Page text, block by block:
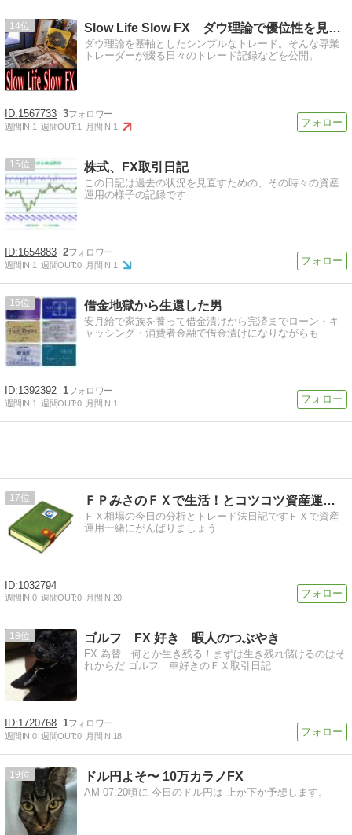
14 Slow Life Slow FX ダウ理論で優位性を見出す
ダウ理論を基軸としたシンプルなトレード。そんな専業
トレーダーが綴る日々のトレード記録などを公開。
1567733 3
週間IN:1 週間OUT:1 月間IN:1
15 株式、FX取引日記
この日記は過去の状況を見直すための、その時々の資産
運用の様子の記録です
1654883 2
週間IN:1 週間OUT:0 月間IN:1
16 借金地獄から生還した男
安月給で家族を養って借金漬けから完済までローン・キ
ャッシング・消費者金融で借金漬けになりながらも
1392392 1
週間IN:1 週間OUT:0 月間IN:1
17 ＦＰみさのＦＸで生活！とコツコツ資産運用計画
ＦＸ相場の今日の分析とトレード法日記ですＦＸで資産
運用一緒にがんばりましょう
1032794
週間IN:0 週間OUT:0 月間IN:20
18 ゴルフ FX 好き 暇人のつぶやき
FX 為替 何とか生き残る！まずは生き残れ儲けるのはそ
れからだ ゴルフ 車好きのＦＸ取引日記
1720768 1
週間IN:0 週間OUT:0 月間IN:18
19 ドル円よそ〜 10万カラノFX
AM 07:20頃に 今日のドル円は 上か下か予想します。